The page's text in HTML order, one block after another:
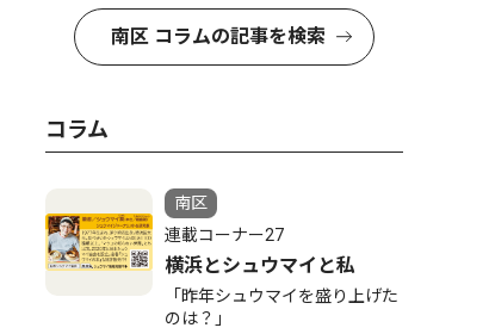
南区 コラムの記事を検索
コラム
南区
連載コーナー27
横浜とシュウマイと私
「昨年シュウマイを盛り上げた
のは？」